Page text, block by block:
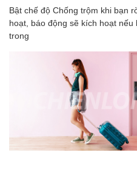
Bật chế độ Chống trộm khi bạn
hoạt, báo động sẽ kích hoạt
trong